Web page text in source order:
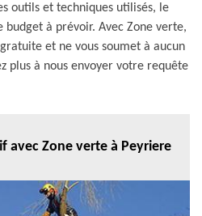
outils et techniques utilisés, le
à prévoir. Avec Zone verte,
et ne vous soumet à aucun
plus à nous envoyer votre requête
avec Zone verte à Peyriere